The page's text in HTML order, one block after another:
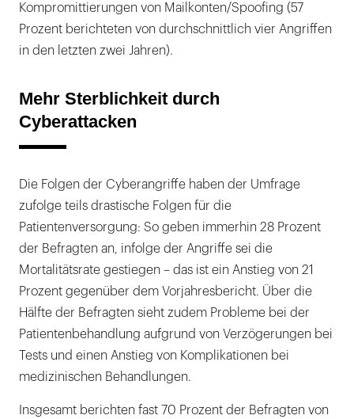
Kompromittierungen von Mailkonten/Spoofing (57
Prozent berichteten von durchschnittlich vier Angriffen
in den letzten zwei Jahren).
Mehr Sterblichkeit durch
Cyberattacken
Die Folgen der Cyberangriffe haben der Umfrage
zufolge teils drastische Folgen für die
Patientenversorgung: So geben immerhin 28 Prozent
der Befragten an, infolge der Angriffe sei die
Mortalitätsrate gestiegen – das ist ein Anstieg von 21
Prozent gegenüber dem Vorjahresbericht. Über die
Hälfte der Befragten sieht zudem Probleme bei der
Patientenbehandlung aufgrund von Verzögerungen bei
Tests und einen Anstieg von Komplikationen bei
medizinischen Behandlungen.
Insgesamt berichten fast 70 Prozent der Befragten von